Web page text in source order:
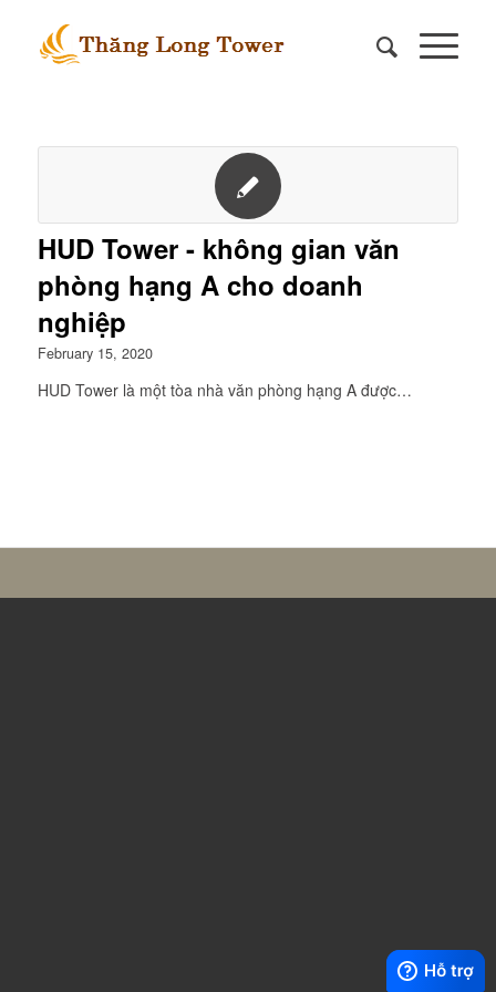
HUD Tower - không gian văn
phòng hạng A cho doanh
nghiệp
February 15, 2020
HUD Tower là một tòa nhà văn phòng hạng A được…